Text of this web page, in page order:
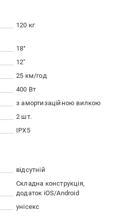
120 кг
18°
12"
25 км/год
400 Вт
з амортизаційною вилкою
2 шт.
IPX5
відсутній
Складна конструкція
додаток iOS/Android
унісекс